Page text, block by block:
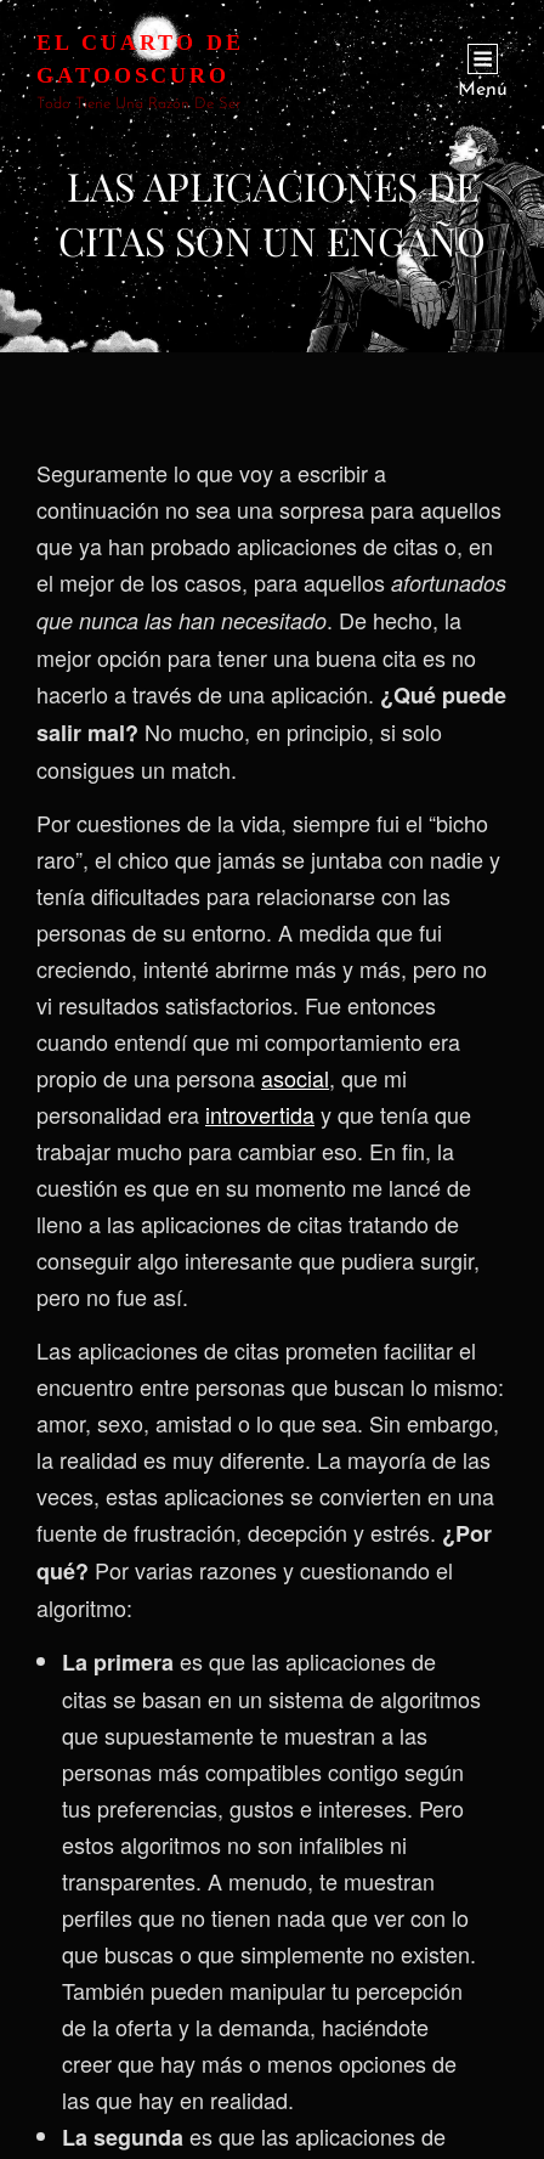
EL CUARTO DE
GATOOSCURO
Todo Tiene Una Razón De Ser
Menú
LAS APLICACIONES DE
CITAS SON UN ENGAÑO
Seguramente lo que voy a escribir a
continuación no sea una sorpresa para aquellos
que ya han probado aplicaciones de citas o, en
el mejor de los casos, para aquellos afortunados
que nunca las han necesitado. De hecho, la
mejor opción para tener una buena cita es no
hacerlo a través de una aplicación. ¿Qué puede
salir mal? No mucho, en principio, si solo
consigues un match.
Por cuestiones de la vida, siempre fui el “bicho
raro”, el chico que jamás se juntaba con nadie y
tenía dificultades para relacionarse con las
personas de su entorno. A medida que fui
creciendo, intenté abrirme más y más, pero no
vi resultados satisfactorios. Fue entonces
cuando entendí que mi comportamiento era
propio de una personaasocial, que mi
personalidad era introvertiday que tenía que
trabajar mucho para cambiar eso. En fin, la
cuestión es que en su momento me lancé de
lleno a las aplicaciones de citas tratando de
conseguir algo interesante que pudiera surgir,
pero no fue así.
Las aplicaciones de citas prometen facilitar el
encuentro entre personas que buscan lo mismo:
amor, sexo, amistad o lo que sea. Sin embargo,
la realidad es muy diferente. La mayoría de las
veces, estas aplicaciones se convierten en una
fuente de frustración, decepción y estrés. ¿Por
qué? Por varias razones y cuestionando el
algoritmo:
La primeraes que las aplicaciones de
citas se basan en un sistema de algoritmos
que supuestamente te muestran a las
personas más compatibles contigo según
tus preferencias, gustos e intereses. Pero
estos algoritmos no son infalibles ni
transparentes. A menudo, te muestran
perfiles que no tienen nada que ver con lo
que buscas o que simplemente no existen.
También pueden manipular tu percepción
de la oferta y la demanda, haciéndote
creer que hay más o menos opciones de
las que hay en realidad.
La segundaes que las aplicaciones de